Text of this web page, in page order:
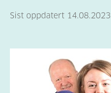
Sist oppdatert 14.08.2023